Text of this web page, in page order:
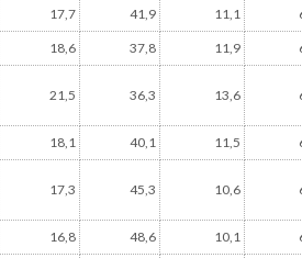
17,7 41,9 11,1
18,6 37,8 11,9
21,5 36,3 13,6
18,1 40,1 11,5
17,3 45,3 10,6
16,8 48,6 10,1